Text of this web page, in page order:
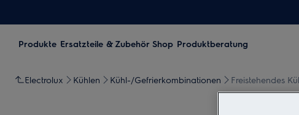
Produkte Ersatzteile & Zubehör Shop Produktberatung
Electrolux Kühlen Kühl-/Gefrierkombinationen Freistehendes